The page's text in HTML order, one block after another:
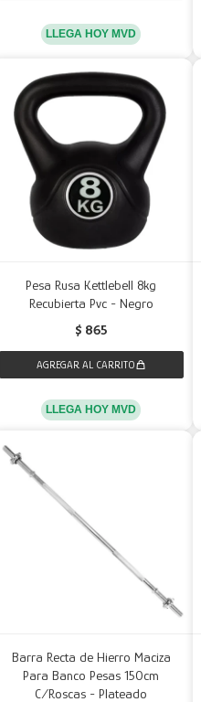
LLEGA HOY MVD
Pesa Rusa Kettlebell 8kg
Recubierta Pvc - Negro
$ 865
LLEGA HOY MVD
Barra Recta de Hierro Maciza
Para Banco Pesas 150cm
C/Roscas - Plateado